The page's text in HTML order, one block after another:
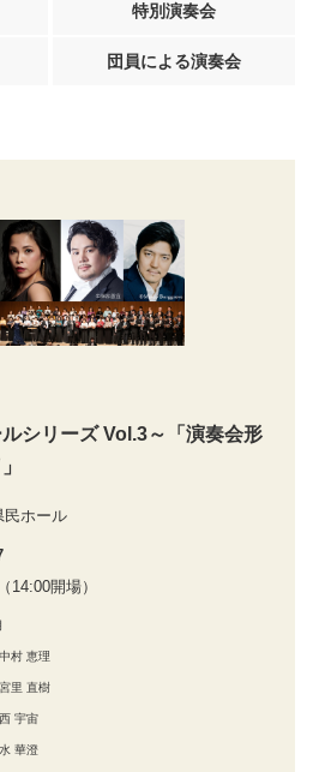
特別演奏会
団員による演奏会
シリーズ Vol.3～「演奏会形
民ホール
14:00開場）
村 恵理
里 直樹
宇宙
華澄